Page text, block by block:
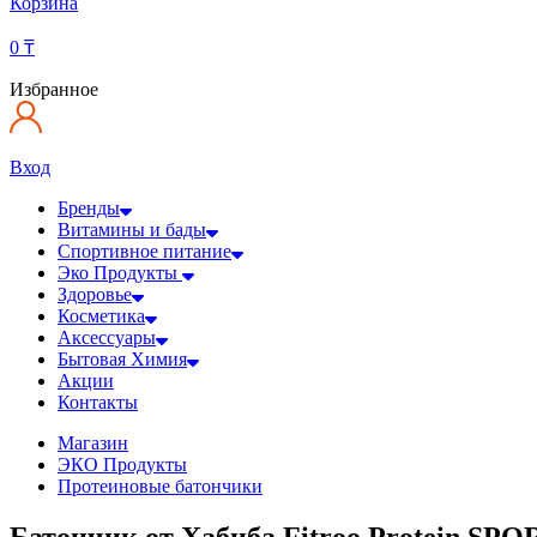
0 ₸
Избранное
Вход
Бренды
Витамины и бады
Спортивное питание
Эко Продукты
Здоровье
Косметика
Аксессуары
Бытовая Химия
Акции
Контакты
Магазин
ЭКО Продукты
Протеиновые батончики